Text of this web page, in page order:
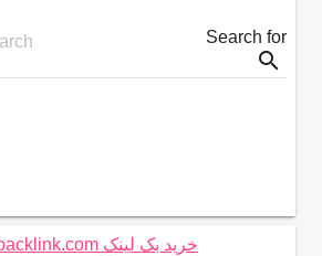
Search for
…
search
خرید بک لینک behtarinbacklink.com